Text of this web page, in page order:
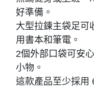
好準備。
大型拉鍊主袋足可
用書本和筆電。
2個外部口袋可安
小物。
這款產品至少採用